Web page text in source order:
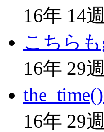
16年 14
こちらも
16年 29
16年 29